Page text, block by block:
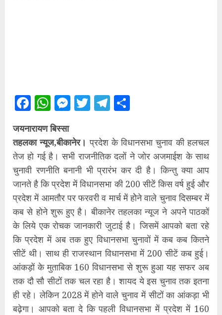
Facebook
WhatsApp
Messenger
TwitterTelegram
जयनारायण बिस्सा
तहलका न्यूज,बीकानेर। प्रदेश के विधानसभा चुनाव की हलचल
तेज हो गई है। सभी राजनीतिक दलों ने जोर अजमाईश के साथ
चुनावी रणनीति बनानी भी प्रारंभ कर दी है। किन्तु क्या आप
जानते है कि प्रदेश में विधानसभा की 200 सीटें किस वर्ष हुई और
प्रदेश में आमतौर पर फरवरी व मार्च में होेने वाले चुनाव दिसम्बर में
कब से होने शुरू हुए है। बीकानेर तहलका न्यूज ने अपने पाठकों
के लिये एक रोचक जानकारी जुटाई है। जिसमें आपको बता रहे
कि प्रदेश में अब तक हुए विधानसभा चुनावों में कब कब कितने
सीटें थी। साथ ही राजस्थान विधानसभा में 200 सीटें कब हुई।
आंकड़ों के मुताबिक 160 विधानसभा से शुरू हुआ यह सफर अब
तक दौ सौ सीटों तक चल रहा है। शायद ये इस चुनाव तक इतना
ही रहे। लेकिन 2028 में होने वाले चुनाव में सीटों का आंकड़ा भी
बढ़ेगा। आपको बता दे कि पहली विधानसभा में प्रदेश में 160